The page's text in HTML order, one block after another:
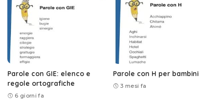
Parole con GIE: elenco e
regole ortografiche
6 giorni fa
Parole con H per bambini
3 mesi fa